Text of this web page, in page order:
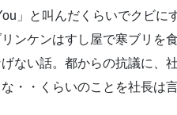
」と叫んだくらいでクビに
ンケンはすし屋で寒ブリを
ない話。都からの抗議に、
・・くらいのことを社長は言